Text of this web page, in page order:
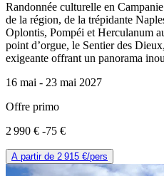
Randonnée culturelle en
de la région, de la trépidante
Oplontis, Pompéi et Herculanum
point d’orgue, le Sentier des
exigeante offrant un panorama
16 mai - 23 mai 2027
Offre primo
2 990 € -75 €
A partir de 2 915 €/pers